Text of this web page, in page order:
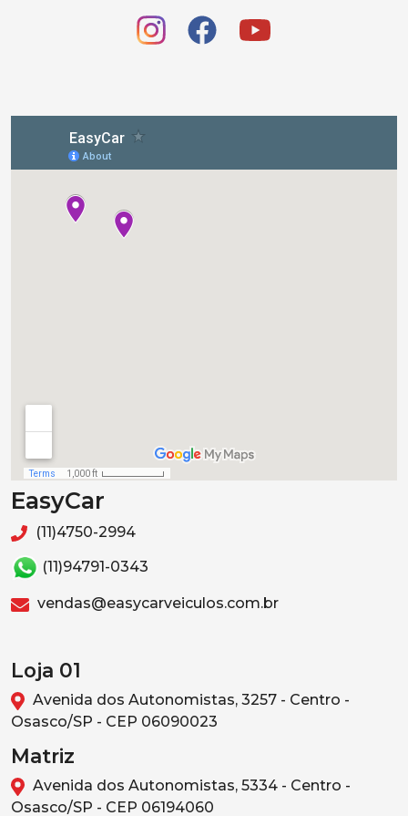
EasyCar
(11)4750-2994
(11)94791-0343
vendas@easycarveiculos.com.br
Loja 01
Avenida dos Autonomistas, 3257 - Centro -
Osasco/SP - CEP 06090023
Matriz
Avenida dos Autonomistas, 5334 - Centro -
Osasco/SP - CEP 06194060